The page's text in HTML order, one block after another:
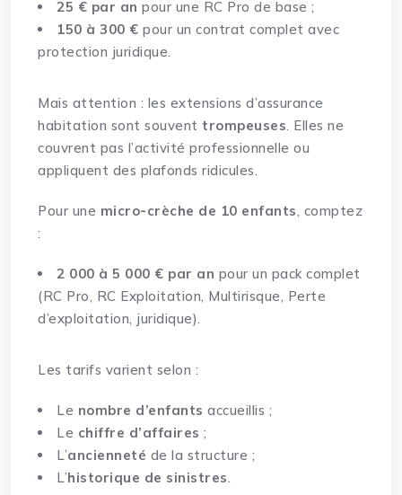
25 € par an pour une RC Pro de base ;
150 à 300 € pour un contrat complet avec
protection juridique.
Mais attention : les extensions d’assurance
habitation sont souvent trompeuses. Elles ne
couvrent pas l’activité professionnelle ou
appliquent des plafonds ridicules.
Pour une micro-crèche de 10 enfants, comptez
:
2 000 à 5 000 € par an pour un pack complet
(RC Pro, RC Exploitation, Multirisque, Perte
d’exploitation, juridique).
Les tarifs varient selon :
Le nombre d’enfants accueillis ;
Le chiffre d’affaires ;
L’ancienneté de la structure ;
L’historique de sinistres.